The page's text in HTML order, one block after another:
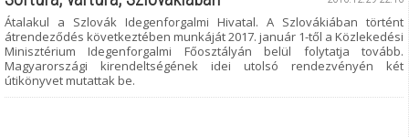
Átalakul a Szlovák Idegenforgalmi Hivatal. A Szlovákiában történt
átrendeződés következtében munkáját 2017. január 1-től a Közlekedési
Minisztérium Idegenforgalmi Főosztályán belül folytatja tovább.
Magyarországi kirendeltségének idei utolsó rendezvényén két
útikönyvet mutattak be.